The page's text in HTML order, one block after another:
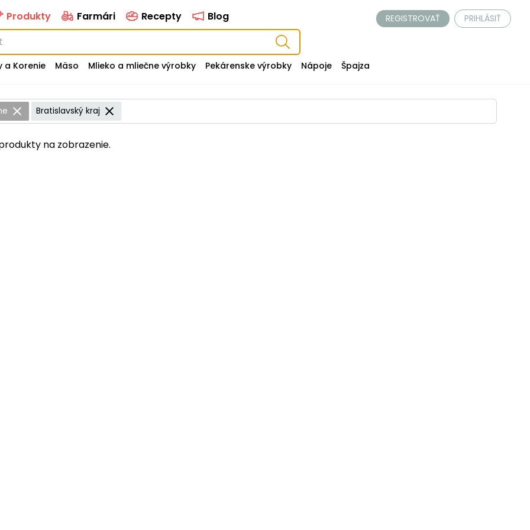
Produkty Farmári Recepty Blog REGISTROVAŤ PRIHLÁSIŤ
a Korenie Mäso Mlieko a mliečne výrobky Pekárenske výrobky Nápoje Špajza
Bratislavský kraj
na zobrazenie.